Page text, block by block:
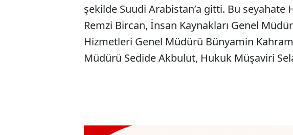
şekilde Suudi Arabistan’a gitti. Bu seyahate
Remzi Bircan, İnsan Kaynakları Genel
Hizmetleri Genel Müdürü Bünyamin
Müdürü Sedide Akbulut, Hukuk Müşaviri